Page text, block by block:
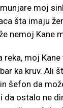
moj
šta imaju
nemoj Kane
reka, moj
ka kruv. Ali
šefon da
da ostalo ne